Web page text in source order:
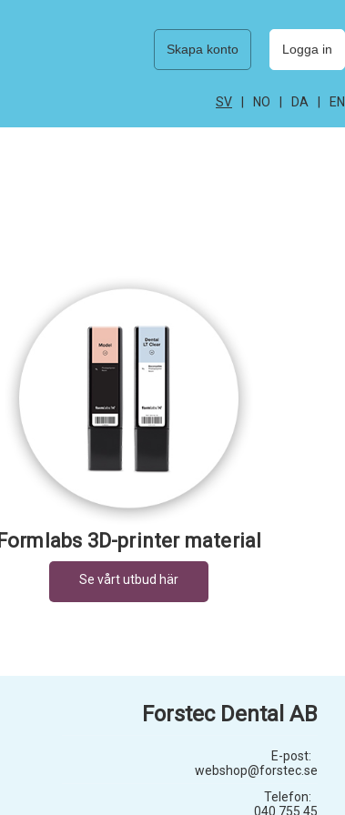
Logga in
Skapa konto
SV NO DA EN
Formlabs 3D-printer material
Forstec Dental AB
E-post:
webshop@forstec.se
Telefon:
040 755 45